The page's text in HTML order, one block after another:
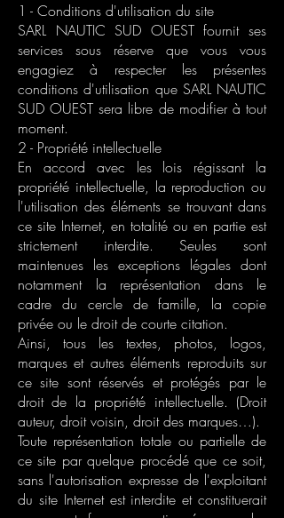
1 - Conditions d'utilisation du site
SARL NAUTIC SUD OUEST fournit ses
services sous réserve que vous vous
engagiez à respecter les présentes
conditions d'utilisation que SARL NAUTIC
SUD OUEST sera libre de modifier à tout
moment.
2 - Propriété intellectuelle
En accord avec les lois régissant la
propriété intellectuelle, la reproduction ou
l'utilisation des éléments se trouvant dans
ce site Internet, en totalité ou en partie est
strictement interdite. Seules sont
maintenues les exceptions légales dont
notamment la représentation dans le
cadre du cercle de famille, la copie
privée ou le droit de courte citation.
Ainsi, tous les textes, photos, logos,
marques et autres éléments reproduits sur
ce site sont réservés et protégés par le
droit de la propriété intellectuelle. (Droit
auteur, droit voisin, droit des marques…).
Toute représentation totale ou partielle de
ce site par quelque procédé que ce soit,
sans l'autorisation expresse de l'exploitant
du site Internet est interdite et constituerait